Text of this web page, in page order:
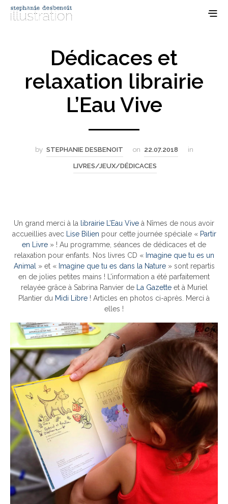
Dédicaces et
relaxation librairie
L’Eau Vive
by STEPHANIE DESBENOIT on 22.07.2018 in
LIVRES/JEUX/DÉDICACES
Un grand merci à la librairie L’Eau Vive à Nîmes de nous avoir
accueillies avec Lise Bilien pour cette journée spéciale « Partir
en Livre » ! Au programme, séances de dédicaces et de
relaxation pour enfants. Nos livres CD « Imagine que tu es un
Animal» et « Imagine que tu es dans la Nature» sont repartis
en de jolies petites mains ! L’information a été parfaitement
relayée grâce à Sabrina Ranvier de La Gazetteet à Muriel
Plantier du Midi Libre ! Articles en photos ci-après. Merci à
elles !